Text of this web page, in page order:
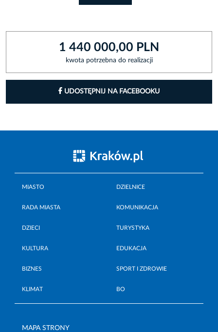
1 440 000,00 PLN
kwota potrzebna do realizacji
UDOSTĘPNIJ NA FACEBOOKU
MIASTO DZIELNICE
RADA MIASTA KOMUNIKACJA
DZIECI TURYSTYKA
KULTURA EDUKACJA
BIZNES SPORT I ZDROWIE
KLIMAT BO
MAPA STRONY